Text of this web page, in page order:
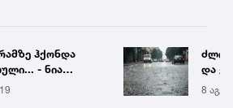
ჰქონდა
- ნია
რომელ ფოტოზე
გიგა
და
8 აგვ